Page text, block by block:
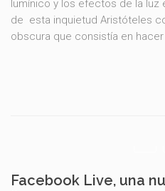
lumínico y los efectos de la
de esta inquietud Aristóteles
obscura que consistía en hacer
Facebook Live, una